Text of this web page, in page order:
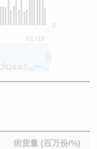
01/08
0
2026/07
街货量 (百万份/%)